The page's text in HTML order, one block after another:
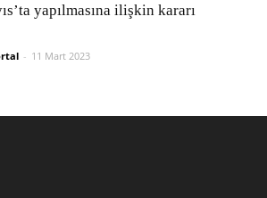
yapılmasına ilişkin kararı
- 11 Mart 2023